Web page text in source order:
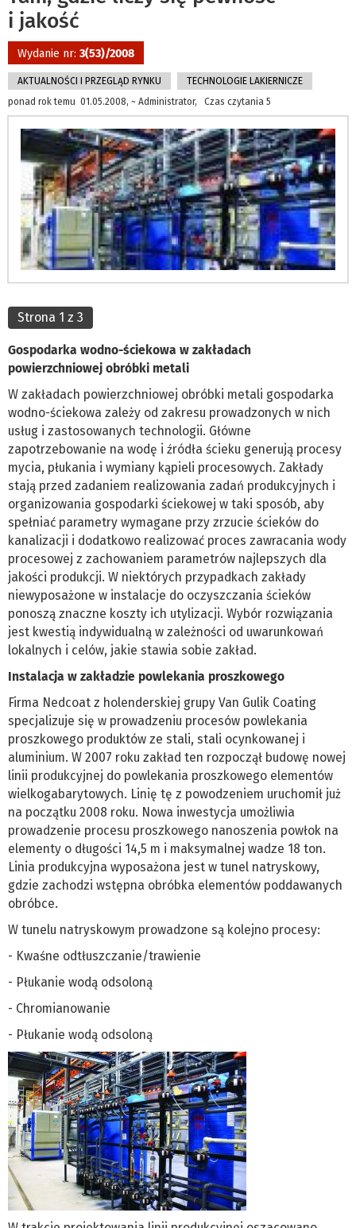
i jakość
Wydanie nr: 3(53)/2008
AKTUALNOŚCI I PRZEGLĄD RYNKU
TECHNOLOGIE LAKIERNICZE
ponad rok temu 01.05.2008, ~ Administrator, Czas czytania 5
Strona 1 z 3
Gospodarka wodno-ściekowa w zakładach
powierzchniowej obróbki metali
W zakładach powierzchniowej obróbki metali gospodarka
wodno-ściekowa zależy od zakresu prowadzonych w nich
usług i zastosowanych technologii. Główne
zapotrzebowanie na wodę i źródła ścieku generują procesy
mycia, płukania i wymiany kąpieli procesowych. Zakłady
stają przed zadaniem realizowania zadań produkcyjnych i
organizowania gospodarki ściekowej w taki sposób, aby
spełniać parametry wymagane przy zrzucie ścieków do
kanalizacji i dodatkowo realizować proces zawracania wody
procesowej z zachowaniem parametrów najlepszych dla
jakości produkcji. W niektórych przypadkach zakłady
niewyposażone w instalacje do oczyszczania ścieków
ponoszą znaczne koszty ich utylizacji. Wybór rozwiązania
jest kwestią indywidualną w zależności od uwarunkowań
lokalnych i celów, jakie stawia sobie zakład.
Instalacja w zakładzie powlekania proszkowego
Firma Nedcoat z holenderskiej grupy Van Gulik Coating
specjalizuje się w prowadzeniu procesów powlekania
proszkowego produktów ze stali, stali ocynkowanej i
aluminium. W 2007 roku zakład ten rozpoczął budowę nowej
linii produkcyjnej do powlekania proszkowego elementów
wielkogabarytowych. Linię tę z powodzeniem uruchomił już
na początku 2008 roku. Nowa inwestycja umożliwia
prowadzenie procesu proszkowego nanoszenia powłok na
elementy o długości 14,5 m i maksymalnej wadze 18 ton.
Linia produkcyjna wyposażona jest w tunel natryskowy,
gdzie zachodzi wstępna obróbka elementów poddawanych
obróbce.
W tunelu natryskowym prowadzone są kolejno procesy:
- Kwaśne odtłuszczanie/trawienie
- Płukanie wodą odsoloną
- Chromianowanie
- Płukanie wodą odsoloną